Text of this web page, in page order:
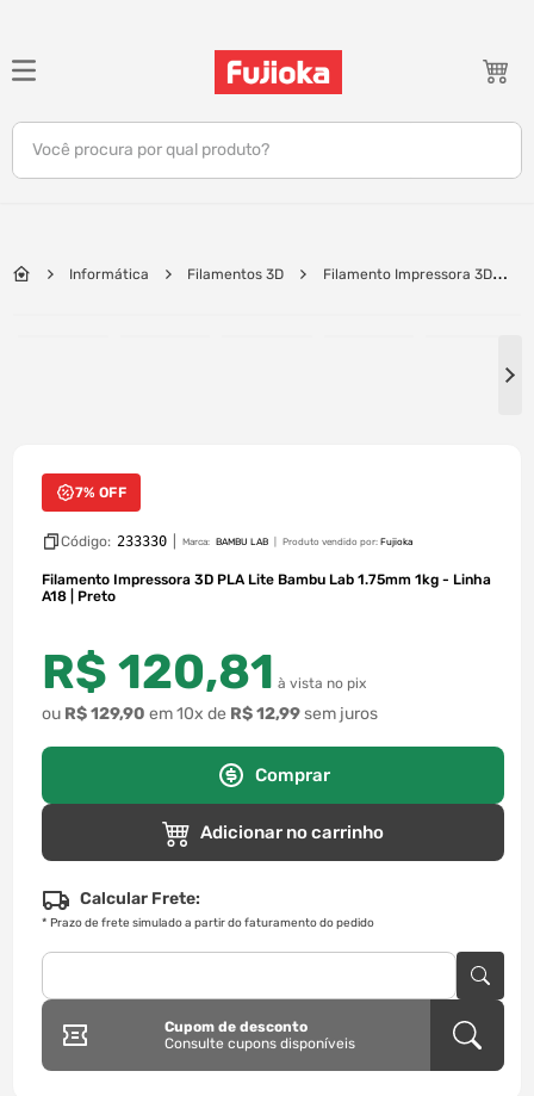
Você procura por qual produto?
Informática Filamentos 3D
Filamento Impressora 3D
7% OFF
Código: 233330 Marca: BAMBU LAB Produto vendido por: Fujioka
Filamento Impressora 3D PLA Lite Bambu Lab 1.75mm 1kg - Linha
A18 | Preto
R$ 120,81 à vista no pix
ou R$129,90 em10x de R$12,99sem juros
Comprar
Adicionar no carrinho
Calcular Frete:
* Prazo de frete simulado a partir do faturamento do pedido
Cupom de desconto
Consulte cupons disponíveis
TERMOS MAIS BUSCADOS
1º
notebook
5º
tablet